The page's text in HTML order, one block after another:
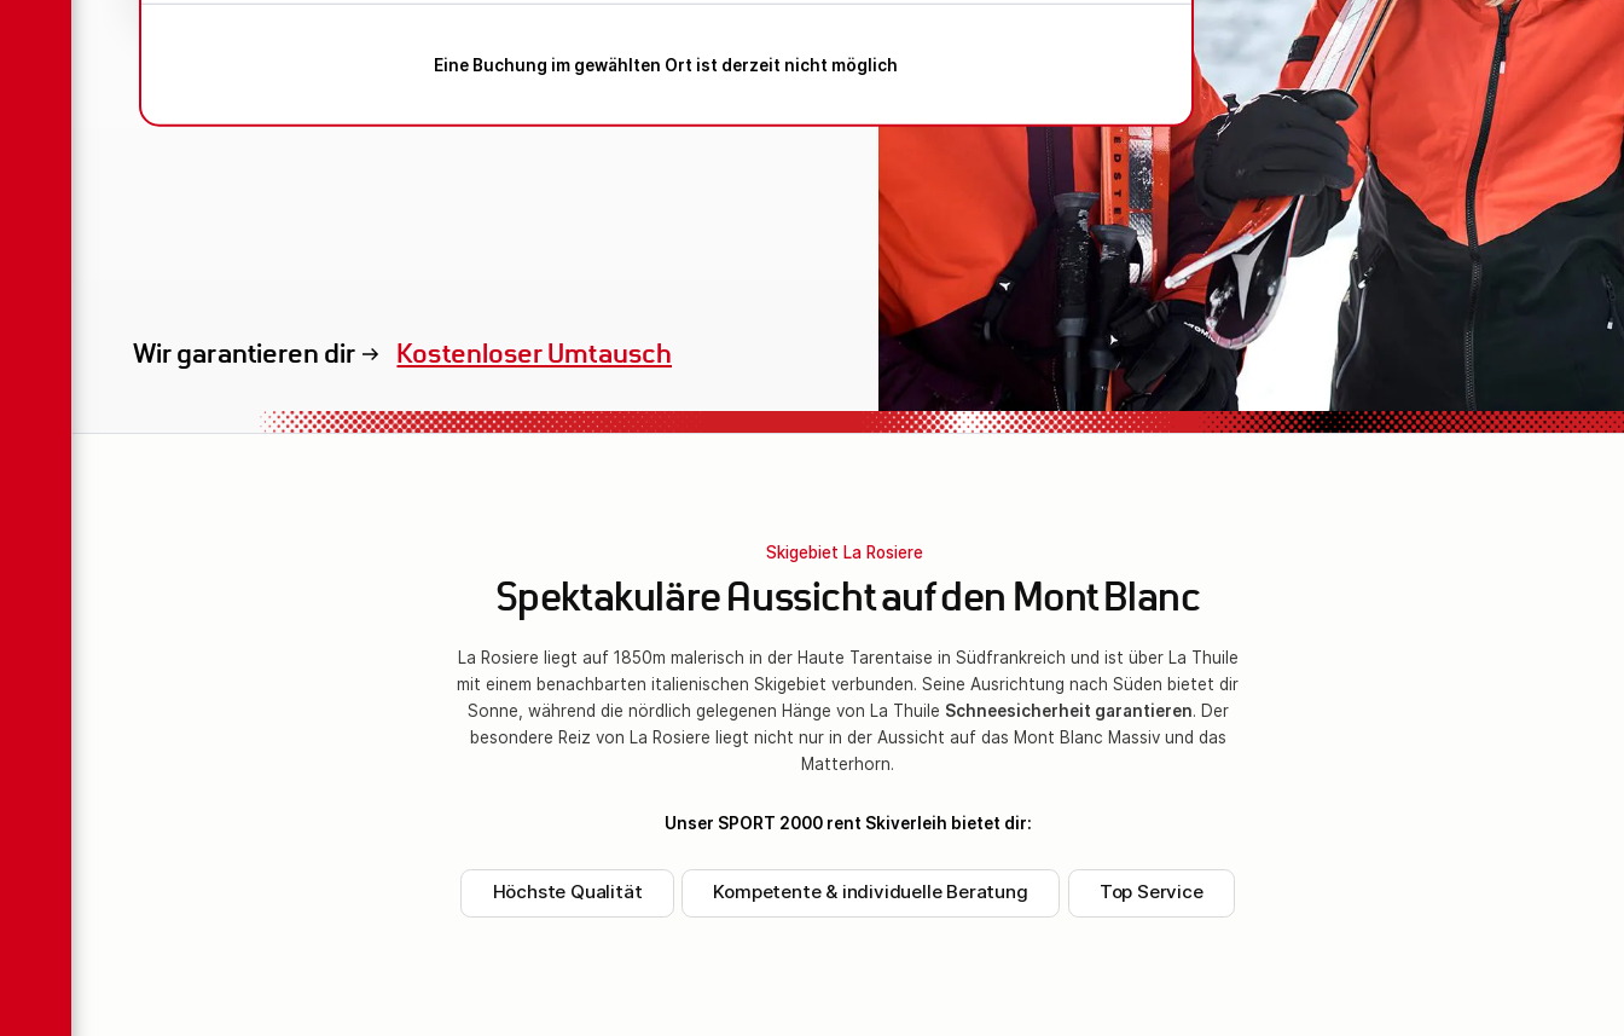
Eine Buchung im gewählten Ort ist derzeit nicht möglich
Wir garantieren dir Exklusives Verleihequipment
Skigebiet La Rosiere
Spektakuläre Aussicht auf den Mont Blanc
La Rosiere liegt auf 1850m malerisch in der Haute Tarentaise in Südfrankreich und ist über La Thuile
mit einem benachbarten italienischen Skigebiet verbunden. Seine Ausrichtung nach Süden bietet dir
Sonne, während die nördlich gelegenen Hänge von La Thuile Schneesicherheit garantieren. Der
besondere Reiz von La Rosiere liegt nicht nur in der Aussicht auf das Mont Blanc Massiv und das
Matterhorn.
Unser SPORT 2000 rent Skiverleih bietet dir:
Höchste Qualität Kompetente & individuelle Beratung Top Service